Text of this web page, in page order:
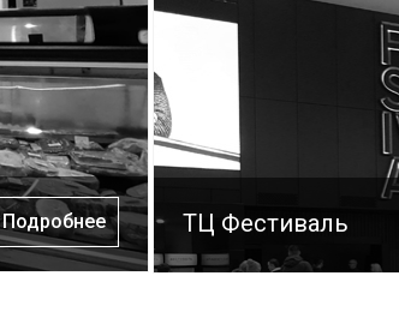
Подробнее ТЦ Фестиваль